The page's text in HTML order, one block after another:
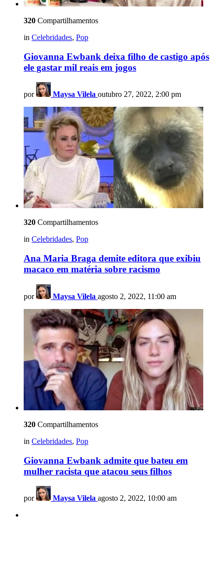
320 Compartilhamentos
in Celebridades, Pop
Giovanna Ewbank deixa filho de castigo após
ele gastar mil reais em jogos
por Maysa Vilela outubro 27, 2022, 2:00 pm
320 Compartilhamentos
in Celebridades, Pop
Ana Maria Braga demite editora que exibiu
macaco em matéria sobre racismo
por Maysa Vilela agosto 2, 2022, 11:00 am
320 Compartilhamentos
in Celebridades, Pop
Giovanna Ewbank admite que bateu em
mulher racista que atacou seus filhos
por Maysa Vilela agosto 2, 2022, 10:00 am